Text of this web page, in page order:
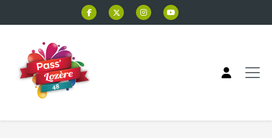
Aller au contenu principal